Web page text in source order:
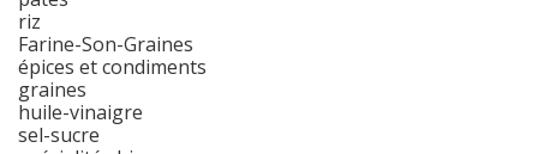
riz
Farine-Son-Graines
épices et condiments
graines
huile-vinaigre
sel-sucre